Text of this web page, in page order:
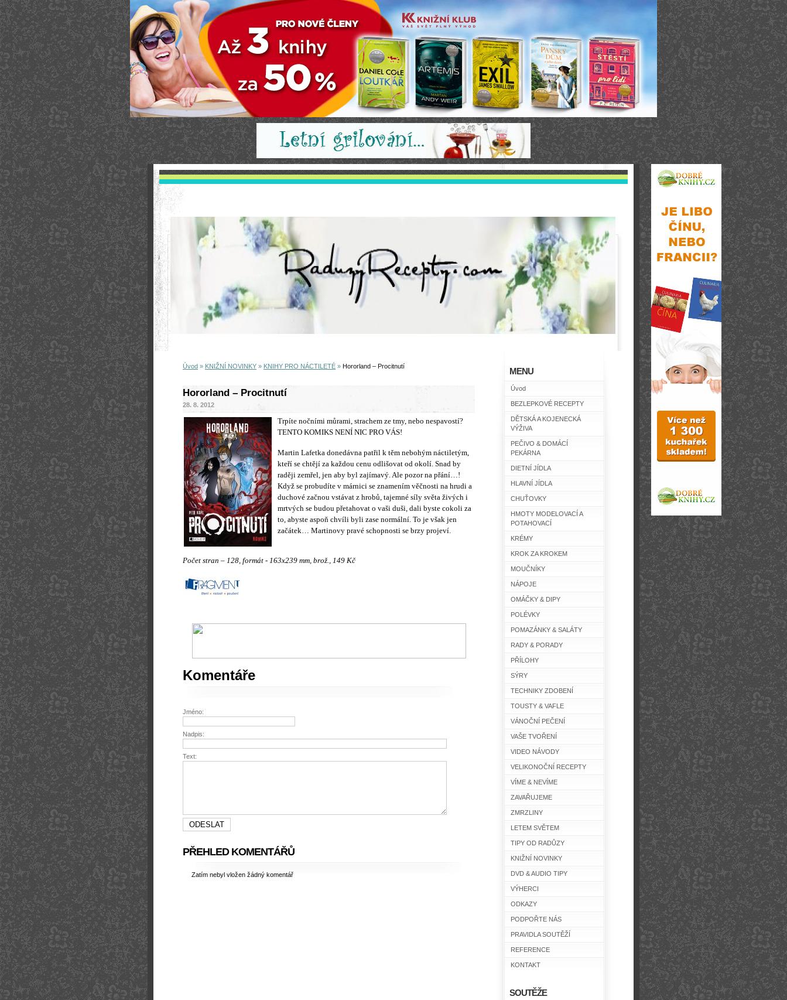
MENU
Úvod
BEZLEPKOVÉ RECEPTY
DĚTSKÁ A KOJENECKÁ
VÝŽIVA
PEČIVO & DOMÁCÍ
PEKÁRNA
DIETNÍ JÍDLA
HLAVNÍ JÍDLA
CHUŤOVKY
HMOTY MODELOVACÍ A
POTAHOVACÍ
KRÉMY
KROK ZA KROKEM
MOUČNÍKY
NÁPOJE
OMÁČKY & DIPY
POLÉVKY
POMAZÁNKY & SALÁTY
RADY & PORADY
PŘÍLOHY
SÝRY
TECHNIKY ZDOBENÍ
TOUSTY & VAFLE
VÁNOČNÍ PEČENÍ
VAŠE TVOŘENÍ
VIDEO NÁVODY
VELIKONOČNÍ RECEPTY
VÍME & NEVÍME
ZAVAŘUJEME
ZMRZLINY
LETEM SVĚTEM
TIPY OD RADŮZY
KNIŽNÍ NOVINKY
DVD & AUDIO TIPY
VÝHERCI
ODKAZY
PODPOŘTE NÁS
PRAVIDLA SOUTĚŽÍ
REFERENCE
KONTAKT
SOUTĚŽE
Úvod » KNIŽNÍ NOVINKY » KNIHY PRO NÁCTILETÉ » Hororland – Procitnutí
Hororland – Procitnutí
28. 8. 2012
Trpíte nočními můrami, strachem ze tmy, nebo nespavostí?
TENTO KOMIKS NENÍ NIC PRO VÁS!
Martin Lafetka donedávna patřil k těm nebohým náctiletým,
kteří se chtějí za každou cenu odlišovat od okolí. Snad by
raději zemřel, jen aby byl zajímavý. Ale pozor na přání…!
Když se probudíte v márnici se znamením věčnosti na hrudi a
duchové začnou vstávat z hrobů, tajemné síly světa živých i
mrtvých se budou přetahovat o vaši duši, dali byste cokoli za
to, abyste aspoň chvíli byli zase normální. To je však jen
začátek… Martinovy pravé schopnosti se brzy projeví.
Počet stran – 128, formát - 163x239 mm, brož., 149 Kč
Komentáře
Jméno:
Nadpis:
Text:
PŘEHLED KOMENTÁŘŮ
Zatím nebyl vložen žádný komentář